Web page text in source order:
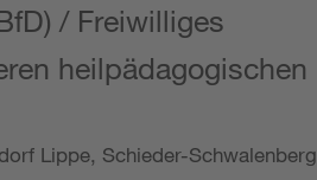
/ Freiwilliges
heilpädagogischen
Lippe, Schieder-Schwalenberg